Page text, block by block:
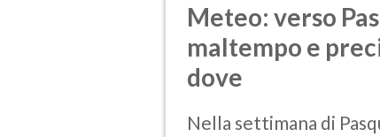
Meteo: verso
maltempo e
dove
Nella settimana di